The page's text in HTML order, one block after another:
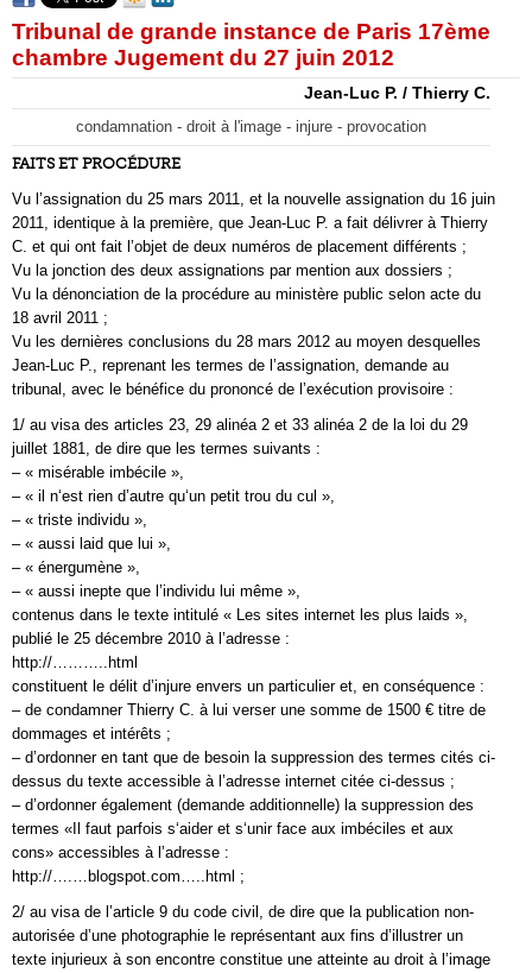
Tribunal de grande instance de Paris 17ème
chambre Jugement du 27 juin 2012
Jean-Luc P. / Thierry C.
condamnation - droit à l'image - injure - provocation
FAITS ET PROCÉDURE
Vu l’assignation du 25 mars 2011, et la nouvelle assignation du 16 juin
2011, identique à la première, que Jean-Luc P. a fait délivrer à Thierry
C. et qui ont fait l’objet de deux numéros de placement différents ;
Vu la jonction des deux assignations par mention aux dossiers ;
Vu la dénonciation de la procédure au ministère public selon acte du
18 avril 2011 ;
Vu les dernières conclusions du 28 mars 2012 au moyen desquelles
Jean-Luc P., reprenant les termes de l’assignation, demande au
tribunal, avec le bénéfice du prononcé de l’exécution provisoire :
1/ au visa des articles 23, 29 alinéa 2 et 33 alinéa 2 de la loi du 29
juillet 1881, de dire que les termes suivants :
– « misérable imbécile »,
– « il n‘est rien d’autre qu‘un petit trou du cul »,
– « triste individu »,
– « aussi laid que lui »,
– « énergumène »,
– « aussi inepte que l’individu lui même »,
contenus dans le texte intitulé « Les sites internet les plus laids »,
publié le 25 décembre 2010 à l’adresse :
http://………..html
constituent le délit d’injure envers un particulier et, en conséquence :
– de condamner Thierry C. à lui verser une somme de 1500 € titre de
dommages et intérêts ;
– d’ordonner en tant que de besoin la suppression des termes cités ci-
dessus du texte accessible à l’adresse internet citée ci-dessus ;
– d’ordonner également (demande additionnelle) la suppression des
termes «Il faut parfois s‘aider et s‘unir face aux imbéciles et aux
cons» accessibles à l’adresse :
http://….…blogspot.com…..html ;
2/ au visa de l’article 9 du code civil, de dire que la publication non-
autorisée d’une photographie le représentant aux fins d’illustrer un
texte injurieux à son encontre constitue une atteinte au droit à l’image